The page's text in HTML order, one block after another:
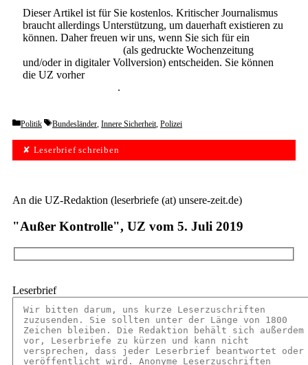
Dieser Artikel ist für Sie kostenlos. Kritischer Journalismus
braucht allerdings Unterstützung, um dauerhaft existieren zu
können. Daher freuen wir uns, wenn Sie sich für ein
(als gedruckte Wochenzeitung
und/oder in digitaler Vollversion) entscheiden. Sie können
die UZ vorher
.
Categories
Politik Tags
Bundesländer, Innere Sicherheit, Polizei
✘ Leserbrief schreiben
An die UZ-Redaktion (leserbriefe (at) unsere-zeit.de)
"Außer Kontrolle", UZ vom 5. Juli 2019
Leserbrief